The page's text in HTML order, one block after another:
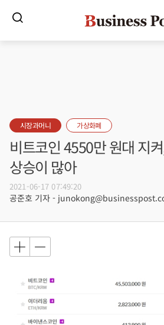
시장과머니 가상화폐
비트코인 4550만 원대 지
상승이 많아
2021-06-17 07:49:20
공준호 기자 -